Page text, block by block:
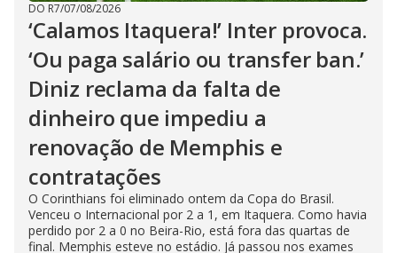
DO R7/07/08/2026
‘Calamos Itaquera!’ Inter provoca.
‘Ou paga salário ou transfer ban.’
Diniz reclama da falta de
dinheiro que impediu a
renovação de Memphis e
contratações
O Corinthians foi eliminado ontem da Copa do Brasil.
Venceu o Internacional por 2 a 1, em Itaquera. Como havia
perdido por 2 a 0 no Beira-Rio, está fora das quartas de
final. Memphis esteve no estádio. Já passou nos exames